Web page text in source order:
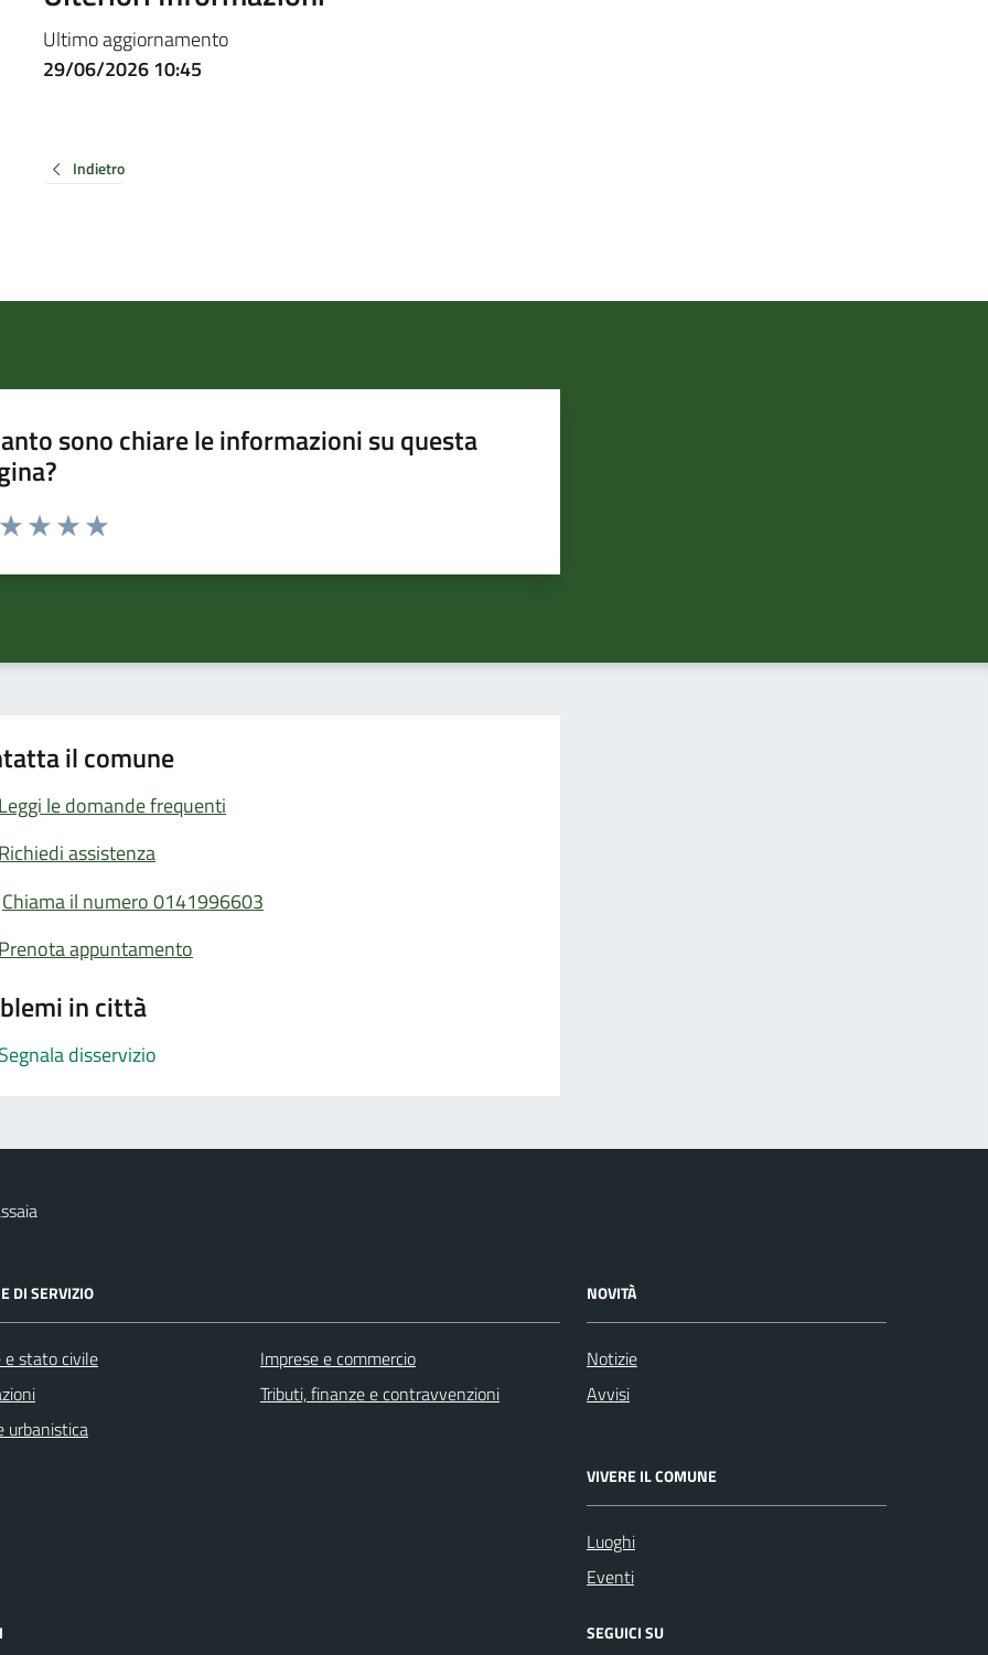
Ultimo aggiornamento
29/06/2026 10:45
Indietro
sono chiare le informazioni su questa
da 1 a 5 stelle la pagina
il comune
Leggi le domande frequenti
Richiedi assistenza
Chiama il numero 0141996603
Prenota appuntamento
in città
Segnala disservizio
DI SERVIZIO
e stato civile
urbanistica
Imprese e commercio
Tributi, finanze e contravvenzioni
NOVITÀ
Notizie
Avvisi
VIVERE IL COMUNE
Luoghi
Eventi
SEGUICI SU